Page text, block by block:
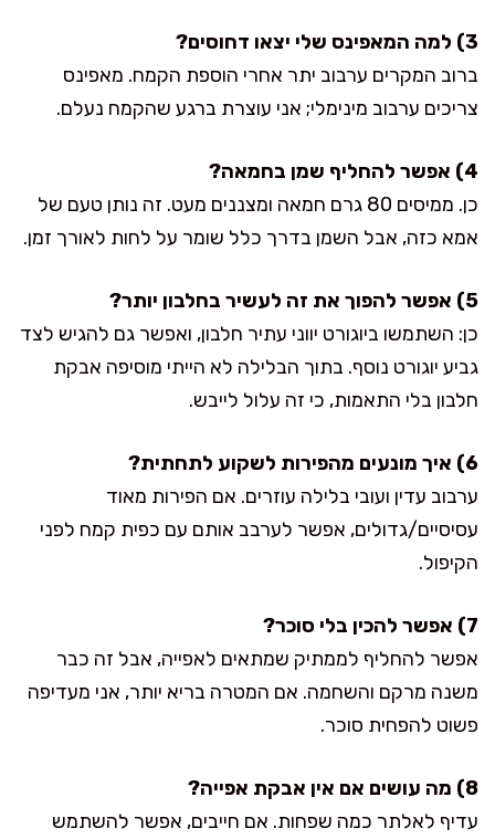
3) למה המאפינס שלי יצאו דחוסים?
ברוב המקרים ערבוב יתר אחרי הוספת הקמח. מאפינס
צריכים ערבוב מינימלי; אני עוצרת ברגע שהקמח נעלם.
4) אפשר להחליף שמן בחמאה?
כן. ממיסים 80 גרם חמאה ומצננים מעט. זה נותן טעם של
אמא כזה, אבל השמן בדרך כלל שומר על לחות לאורך זמן.
5) אפשר להפוך את זה לעשיר בחלבון יותר?
כן: השתמשו ביוגורט יווני עתיר חלבון, ואפשר גם להגיש לצד
גביע יוגורט נוסף. בתוך הבלילה לא הייתי מוסיפה אבקת
חלבון בלי התאמות, כי זה עלול לייבש.
6) איך מונעים מהפירות לשקוע לתחתית?
ערבוב עדין ועובי בלילה עוזרים. אם הפירות מאוד
עסיסיים/גדולים, אפשר לערבב אותם עם כפית קמח לפני
הקיפול.
7) אפשר להכין בלי סוכר?
אפשר להחליף לממתיק שמתאים לאפייה, אבל זה כבר
משנה מרקם והשחמה. אם המטרה בריא יותר, אני מעדיפה
פשוט להפחית סוכר.
8) מה עושים אם אין אבקת אפייה?
עדיף לאלתר כמה שפחות. אם חייבים, אפשר להשתמש